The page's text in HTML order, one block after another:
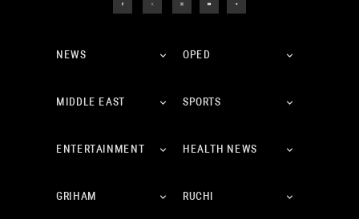
NEWS OPED
MIDDLE EAST SPORTS
ENTERTAINMENT HEALTH NEWS
GRIHAM RUCHI